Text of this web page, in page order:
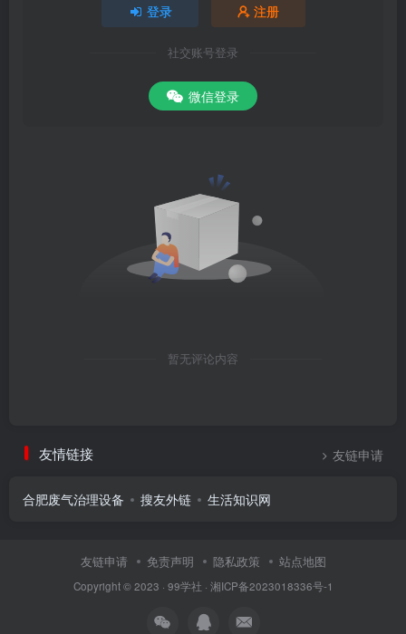
登录 注册
社交账号登录
微信登录
暂无评论内容
友情链接 友链申请
合肥废气治理设备 搜友外链 生活知识网
友链申请 免责声明 隐私政策 站点地图
Copyright © 2023 · 99学社 · 湘ICP备2023018336号-1